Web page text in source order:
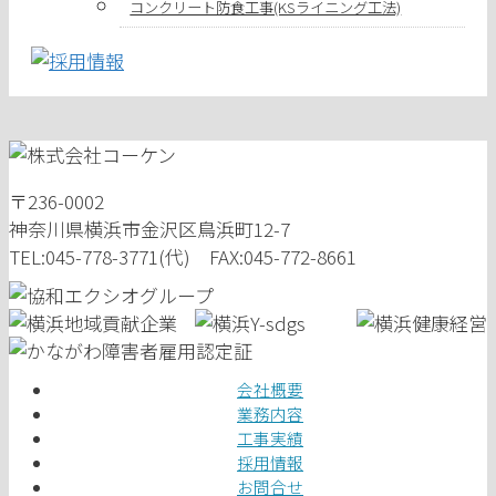
コンクリート防食工事(KSライニング工法)
〒236-0002
神奈川県横浜市金沢区鳥浜町12-7
TEL:045-778-3771(代) FAX:045-772-8661
会社概要
業務内容
工事実績
採用情報
お問合せ